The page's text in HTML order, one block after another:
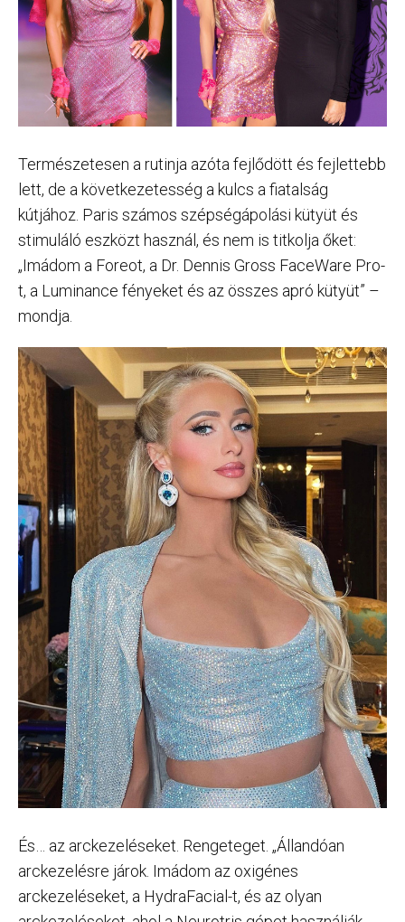
Természetesen a rutinja azóta fejlődött és fejlettebb
lett, de a következetesség a kulcs a fiatalság
kútjához. Paris számos szépségápolási kütyüt és
stimuláló eszközt használ, és nem is titkolja őket:
„Imádom a Foreot, a Dr. Dennis Gross FaceWare Pro-
t, a Luminance fényeket és az összes apró kütyüt” –
mondja.
És… az arckezeléseket. Rengeteget. „Állandóan
arckezelésre járok. Imádom az oxigénes
arckezeléseket, a HydraFacial-t, és az olyan